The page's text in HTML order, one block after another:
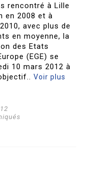
rencontré à Lille
en 2008 et à
avec plus de
en moyenne, la
des Etats
(EGE) se
10 mars 2012 à
Voir plus